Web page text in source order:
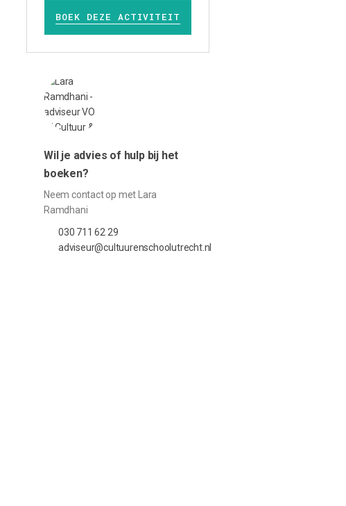
BOEK DEZE ACTIVITEIT
Wil je advies of hulp bij het
boeken?
Neem contact op met Lara
Ramdhani
030 711 62 29
adviseur@cultuurenschoolutrecht.nl